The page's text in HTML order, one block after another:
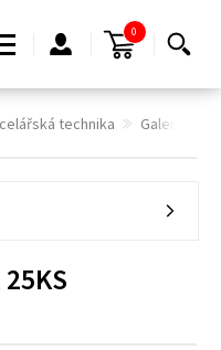
technika Galerie
0